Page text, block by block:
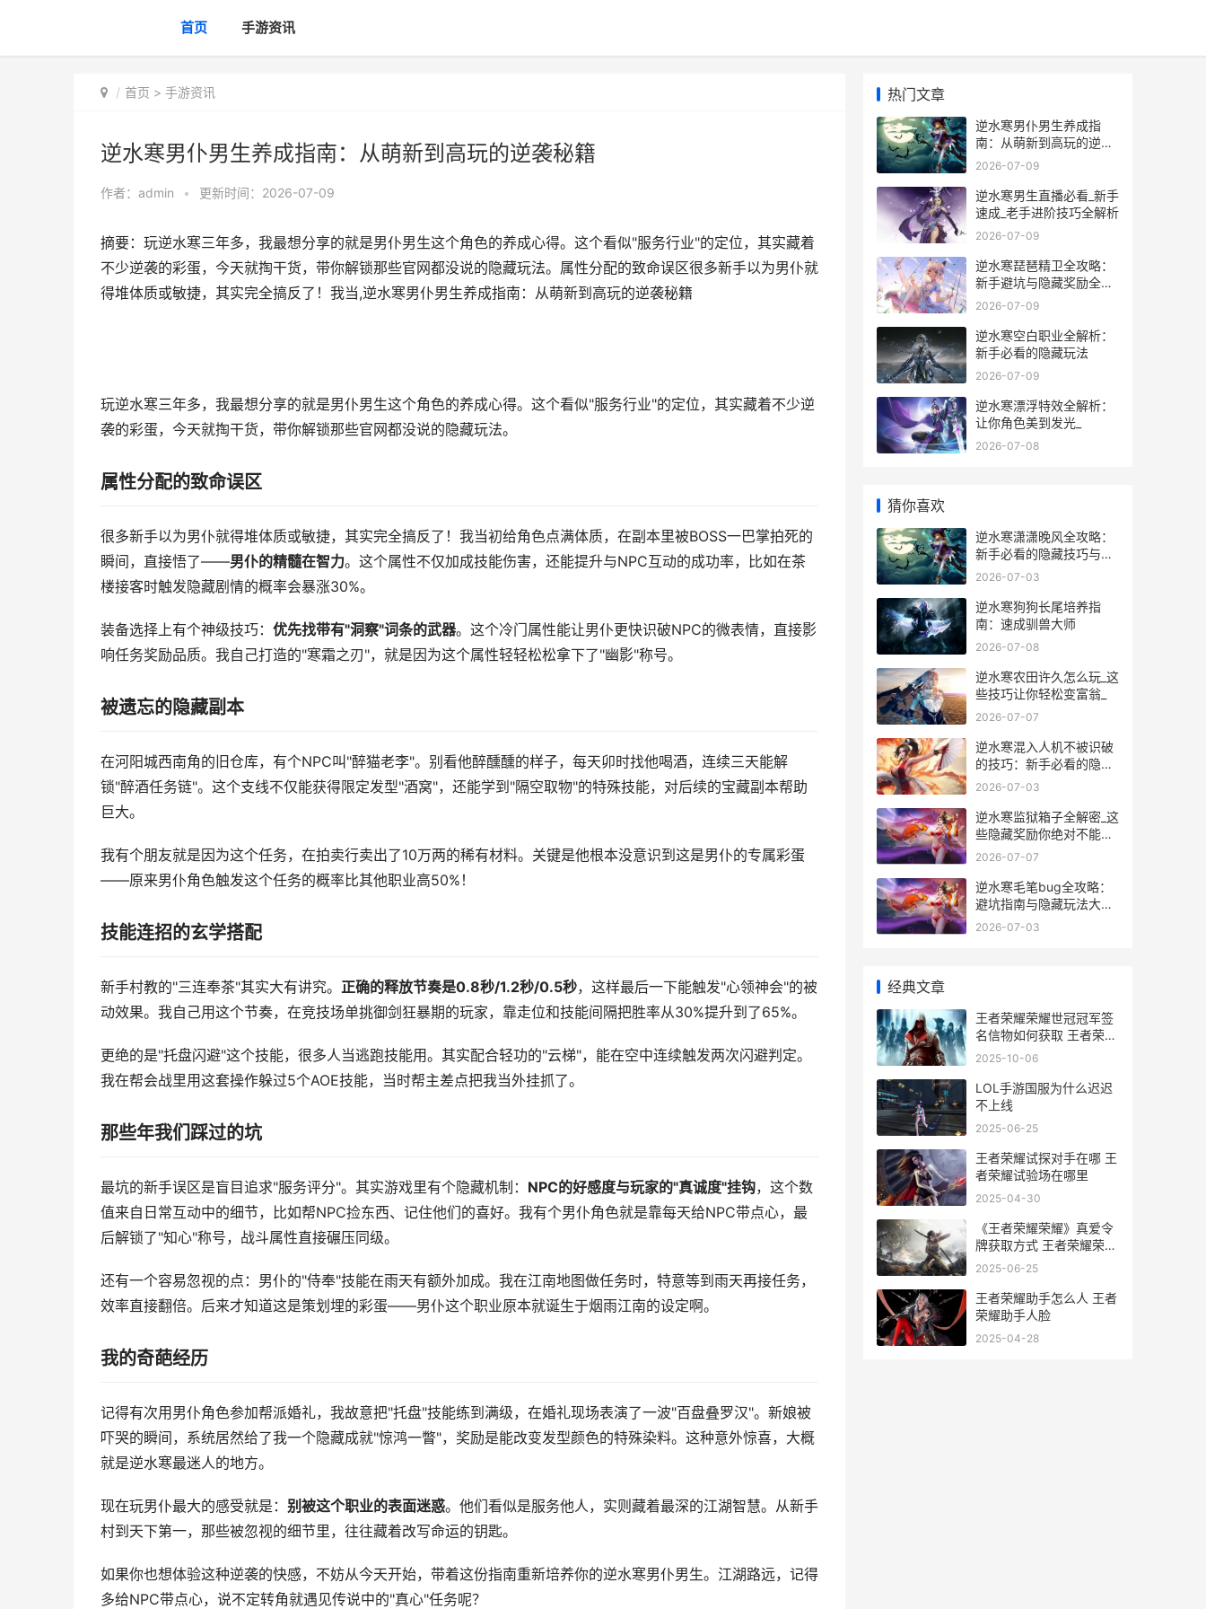
首页 手游资讯
首页 > 手游资讯
逆水寒男仆男生养成指南：从萌新到高玩的逆袭秘籍
作者： admin • 更新时间：2026-07-09
摘要：玩逆水寒三年多，我最想分享的就是男仆男生这个角色的养成心得。这个看似"服务行业"的定位，其实藏着
不少逆袭的彩蛋，今天就掏干货，带你解锁那些官网都没说的隐藏玩法。属性分配的致命误区很多新手以为男仆就
得堆体质或敏捷，其实完全搞反了！我当,逆水寒男仆男生养成指南：从萌新到高玩的逆袭秘籍
玩逆水寒三年多，我最想分享的就是男仆男生这个角色的养成心得。这个看似"服务行业"的定位，其实藏着不少逆
袭的彩蛋，今天就掏干货，带你解锁那些官网都没说的隐藏玩法。
属性分配的致命误区
很多新手以为男仆就得堆体质或敏捷，其实完全搞反了！我当初给角色点满体质，在副本里被BOSS一巴掌拍死的
瞬间，直接悟了——男仆的精髓在智力。这个属性不仅加成技能伤害，还能提升与NPC互动的成功率，比如在茶
楼接客时触发隐藏剧情的概率会暴涨30%。
装备选择上有个神级技巧： 优先找带有"洞察"词条的武器。这个冷门属性能让男仆更快识破NPC的微表情，直接影
响任务奖励品质。我自己打造的"寒霜之刃"，就是因为这个属性轻轻松松拿下了"幽影"称号。
被遗忘的隐藏副本
在河阳城西南角的旧仓库，有个NPC叫"醉猫老李"。别看他醉醺醺的样子，每天卯时找他喝酒，连续三天能解
锁"醉酒任务链"。这个支线不仅能获得限定发型"酒窝"，还能学到"隔空取物"的特殊技能，对后续的宝藏副本帮助
巨大。
我有个朋友就是因为这个任务，在拍卖行卖出了10万两的稀有材料。关键是他根本没意识到这是男仆的专属彩蛋
——原来男仆角色触发这个任务的概率比其他职业高50%！
技能连招的玄学搭配
新手村教的"三连奉茶"其实大有讲究。 正确的释放节奏是0.8秒/1.2秒/0.5秒，这样最后一下能触发"心领神会"的被
动效果。我自己用这个节奏，在竞技场单挑御剑狂暴期的玩家，靠走位和技能间隔把胜率从30%提升到了65%。
更绝的是"托盘闪避"这个技能，很多人当逃跑技能用。其实配合轻功的"云梯"，能在空中连续触发两次闪避判定。
我在帮会战里用这套操作躲过5个AOE技能，当时帮主差点把我当外挂抓了。
那些年我们踩过的坑
最坑的新手误区是盲目追求"服务评分"。其实游戏里有个隐藏机制： NPC的好感度与玩家的"真诚度"挂钩，这个数
值来自日常互动中的细节，比如帮NPC捡东西、记住他们的喜好。我有个男仆角色就是靠每天给NPC带点心，最
后解锁了"知心"称号，战斗属性直接碾压同级。
还有一个容易忽视的点：男仆的"侍奉"技能在雨天有额外加成。我在江南地图做任务时，特意等到雨天再接任务，
效率直接翻倍。后来才知道这是策划埋的彩蛋——男仆这个职业原本就诞生于烟雨江南的设定啊。
我的奇葩经历
记得有次用男仆角色参加帮派婚礼，我故意把"托盘"技能练到满级，在婚礼现场表演了一波"百盘叠罗汉"。新娘被
吓哭的瞬间，系统居然给了我一个隐藏成就"惊鸿一瞥"，奖励是能改变发型颜色的特殊染料。这种意外惊喜，大概
就是逆水寒最迷人的地方。
现在玩男仆最大的感受就是： 别被这个职业的表面迷惑。他们看似是服务他人，实则藏着最深的江湖智慧。从新手
村到天下第一，那些被忽视的细节里，往往藏着改写命运的钥匙。
如果你也想体验这种逆袭的快感，不妨从今天开始，带着这份指南重新培养你的逆水寒男仆男生。江湖路远，记得
多给NPC带点心，说不定转角就遇见传说中的"真心"任务呢？
热门文章
逆水寒男仆男生养成指
南：从萌新到高玩的逆袭
秘籍
2026-07-09
逆水寒男生直播必看_新手
速成_老手进阶技巧全解析
2026-07-09
逆水寒琵琶精卫全攻略：
新手避坑与隐藏奖励全解
析
2026-07-09
逆水寒空白职业全解析：
新手必看的隐藏玩法
2026-07-09
逆水寒漂浮特效全解析：
让你角色美到发光_
2026-07-08
猜你喜欢
逆水寒潇潇晚风全攻略：
新手必看的隐藏技巧与实
战心得
2026-07-03
逆水寒狗狗长尾培养指
南：速成驯兽大师
2026-07-08
逆水寒农田许久怎么玩_这
些技巧让你轻松变富翁_
2026-07-07
逆水寒混入人机不被识破
的技巧：新手必看的隐藏
玩法指南
2026-07-03
逆水寒监狱箱子全解密_这
些隐藏奖励你绝对不能错
过
2026-07-07
逆水寒毛笔bug全攻略：
避坑指南与隐藏玩法大揭
秘
2026-07-03
经典文章
王者荣耀荣耀世冠冠军签
名信物如何获取 王者荣耀
荣耀世界
2025-10-06
LOL手游国服为什么迟迟
不上线
2025-06-25
王者荣耀试探对手在哪 王
者荣耀试验场在哪里
2025-04-30
《王者荣耀荣耀》真爱令
牌获取方式 王者荣耀荣耀
典藏皮肤排名
2025-06-25
王者荣耀助手怎么人 王者
荣耀助手人脸
2025-04-28